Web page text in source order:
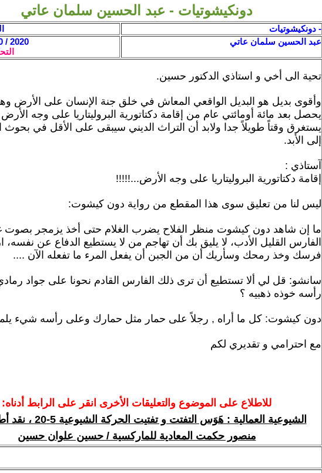
دونكيشوتيات - عبد الحسين سلمان عاتي
- دونكيشوتيات
عبد الحسين سلمان عاتي
2020 / 10 / 6 - 20:36
تحية الى أخي و استاذي الدكتور حسين.
وأقوى بديل هو البديل الواقعي المعاش في خلق جنة الإنسان على الأرض
يحصل بعد مائة أومائتي عام من إقامة دكتاتورية البروليتاريا على وجه
يستغرق وقتاً طويلاً جدا ولابد أن التراث الديني سيبقى على الأقل في بحوث
إلى الأبد.
آستاذي :
إقامة دكتاتورية البروليتاريا على وجه الأرض...!!!!!
ليس لنا من تعليق سوى هذا المقطع من رواية دون كيشوت:
ما إن شاهد دون كيشوت منظر الفلاح يضرب الغلام حتى أخذ يزمجر بصوت
الفارس القليل الأدب، لا يليق بك أن تهاجم من لا يستطيع الدفاع عن نفسه،
فرسك وخذ رمحك وسأريك أن من الجبن أن يفعل المرء ما تفعله الآن ....
سانشو: قل لي ألا تستطيع أن ترى ذلك الفارس القادم نحونا على جواد
رأسه خوذه ذهبيه ؟
دون كيشوت: كل ما أراه , رجلاً على حمار مثل حمارك وعلى رأسه شيء
مع احترامي و تقديري لكم
للاطلاع على الموضوع والتعليقات الأخرى انقر على الرابط أدناه:
الشيوعية العمالية : هَوَس التفتت و
منصور حكمت المعادية للماركسية / حسين علوان حسين